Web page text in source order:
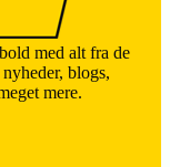
med alt fra de
blogs,
mere.